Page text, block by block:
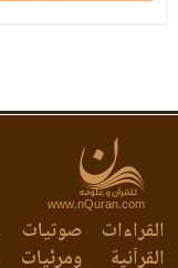
www.nQuran.com
القراءات
القرآنية
صوتيات
ومرئيات